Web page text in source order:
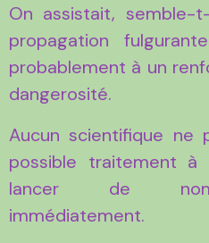
On assistait, semble-
propagation
probablement à un
dangerosité.
Aucun scientifique ne
possible traitement
lancer de
immédiatement.